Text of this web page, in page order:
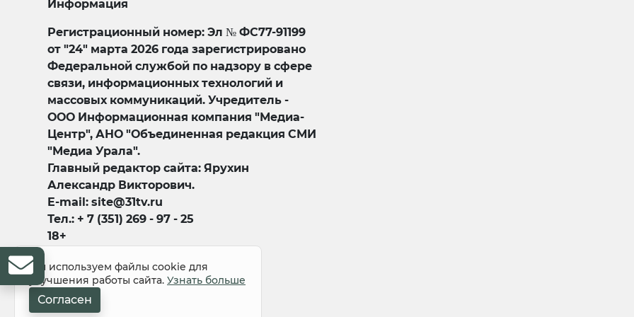
Информация
Регистрационный номер: Эл № ФС77-91199
от "24" марта 2026 года зарегистрировано
Федеральной службой по надзору в сфере
связи, информационных технологий и
массовых коммуникаций. Учредитель -
ООО Информационная компания "Медиа-
Центр", АНО "Объединенная редакция СМИ
"Медиа Урала".
Главный редактор сайта: Ярухин
Александр Викторович.
E-mail: site@31tv.ru
Тел.: + 7 (351) 269 - 97 - 25
18+
Мы используем файлы cookie для
улучшения работы сайта. Узнать больше
Согласен